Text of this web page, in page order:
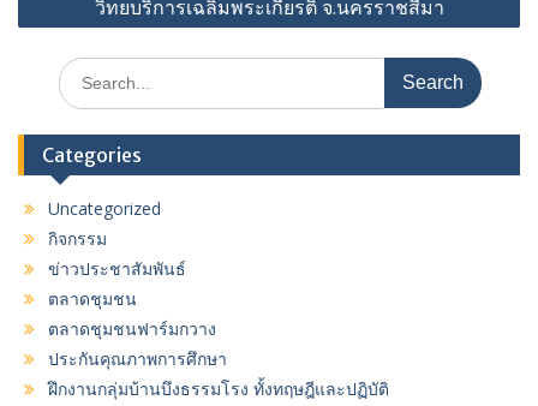
วิทยบริการเฉลิมพระเกียรติ จ.นครราชสีมา
Search
for:
Categories
Uncategorized
กิจกรรม
ข่าวประชาสัมพันธ์
ตลาดชุมชน
ตลาดชุมชนฟาร์มกวาง
ประกันคุณภาพการศึกษา
ฝึกงานกลุ่มบ้านบึงธรรมโรง ทั้งทฤษฎีและปฏิบัติ